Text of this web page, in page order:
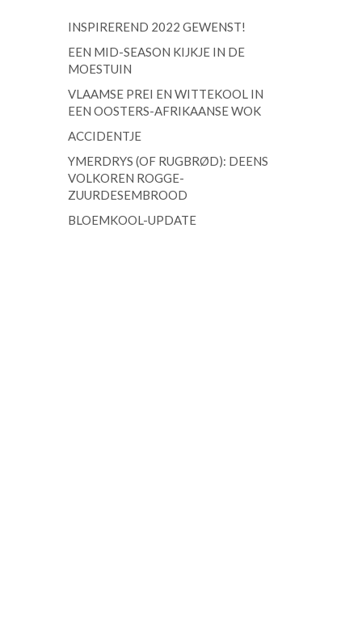
INSPIREREND 2022 GEWENST!
EEN MID-SEASON KIJKJE IN DE
MOESTUIN
VLAAMSE PREI EN WITTEKOOL IN
EEN OOSTERS-AFRIKAANSE WOK
ACCIDENTJE
YMERDRYS (OF RUGBRØD): DEENS
VOLKOREN ROGGE-
ZUURDESEMBROOD
BLOEMKOOL-UPDATE